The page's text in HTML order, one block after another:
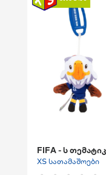
XS სათამაშოები